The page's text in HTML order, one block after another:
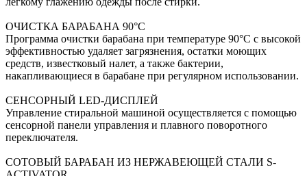
ОЧИСТКА БАРАБАНА 90°C
Программа очистки барабана при температуре 90°C с высокой
эффективностью удаляет загрязнения, остатки моющих
средств, известковый налет, а также бактерии,
накапливающиеся в барабане при регулярном использовании.
СЕНСОРНЫЙ LED-ДИСПЛЕЙ
Управление стиральной машиной осуществляется с помощью
сенсорной панели управления и плавного поворотного
переключателя.
СОТОВЫЙ БАРАБАН ИЗ НЕРЖАВЕЮЩЕЙ СТАЛИ S-